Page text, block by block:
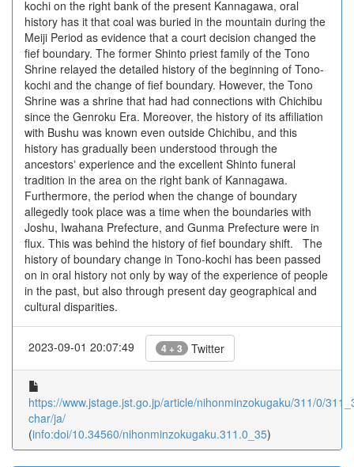
kochi on the right bank of the present Kannagawa, oral
history has it that coal was buried in the mountain during the
Meiji Period as evidence that a court decision changed the
fief boundary. The former Shinto priest family of the Tono
Shrine relayed the detailed history of the beginning of Tono-
kochi and the change of fief boundary. However, the Tono
Shrine was a shrine that had had connections with Chichibu
since the Genroku Era. Moreover, the history of its affiliation
with Bushu was known even outside Chichibu, and this
history has gradually been understood through the
ancestorsʼ experience and the excellent Shinto funeral
tradition in the area on the right bank of Kannagawa.
Furthermore, the period when the change of boundary
allegedly took place was a time when the boundaries with
Joshu, Iwahana Prefecture, and Gunma Prefecture were in
flux. This was behind the history of fief boundary shift. The
history of boundary change in Tono-kochi has been passed
on in oral history not only by way of the experience of people
in the past, but also through present day geographical and
cultural disparities.
2023-09-01 20:07:49 4 + 3 Twitter
https://www.jstage.jst.go.jp/article/nihonminzokugaku/311/0/
char/ja/
(info:doi/10.34560/nihonminzokugaku.311.0_35)